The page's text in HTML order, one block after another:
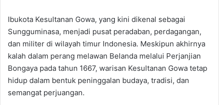
Ibukota Kesultanan Gowa, yang kini dikenal sebagai
Sungguminasa, menjadi pusat peradaban, perdagangan,
dan militer di wilayah timur Indonesia. Meskipun akhirnya
kalah dalam perang melawan Belanda melalui Perjanjian
Bongaya pada tahun 1667, warisan Kesultanan Gowa tetap
hidup dalam bentuk peninggalan budaya, tradisi, dan
semangat perjuangan.